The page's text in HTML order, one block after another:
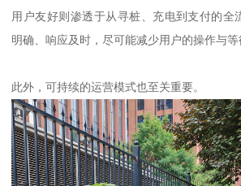
用户友好则渗透于从寻桩、充电到支付的全
明确、响应及时，尽可能减少用户的操作与等
此外，可持续的运营模式也至关重要。